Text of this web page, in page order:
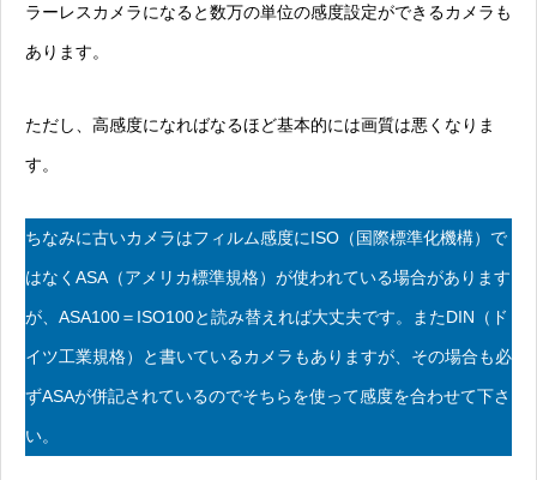
ラーレスカメラになると数万の単位の感度設定ができるカメラも
あります。
ただし、高感度になればなるほど基本的には画質は悪くなりま
す。
ちなみに古いカメラはフィルム感度にISO（国際標準化機構）で
はなくASA（アメリカ標準規格）が使われている場合があります
が、ASA100＝ISO100と読み替えれば大丈夫です。またDIN（ド
イツ工業規格）と書いているカメラもありますが、その場合も必
ずASAが併記されているのでそちらを使って感度を合わせて下さ
い。